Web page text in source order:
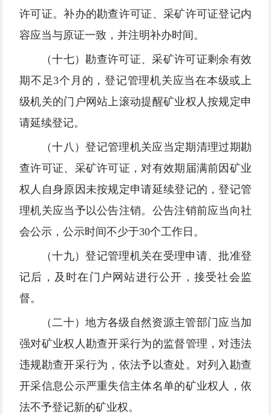
许可证。补办的勘查许可证、采矿许可证登记内
容应当与原证一致，并注明补办时间。
（十七）勘查许可证、采矿许可证剩余有效
期不足3个月的，登记管理机关应当在本级或上
级机关的门户网站上滚动提醒矿业权人按规定申
请延续登记。
（十八）登记管理机关应当定期清理过期勘
查许可证、采矿许可证，对有效期届满前因矿业
权人自身原因未按规定申请延续登记的，登记管
理机关应当予以公告注销。公告注销前应当向社
会公示，公示时间不少于30个工作日。
（十九）登记管理机关在受理申请、批准登
记后，及时在门户网站进行公开，接受社会监
督。
（二十）地方各级自然资源主管部门应当加
强对矿业权人勘查开采行为的监督管理，对违法
违规勘查开采行为，依法予以查处。对列入勘查
开采信息公示严重失信主体名单的矿业权人，依
法不予登记新的矿业权。